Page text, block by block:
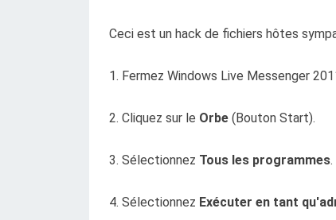
Ceci est un hack de fichiers hôtes
1. Fermez Windows Live Messenger
2. Cliquez sur le Orbe (Bouton Start).
3. Sélectionnez Tous les programmes
4. Sélectionnez Exécuter en tant